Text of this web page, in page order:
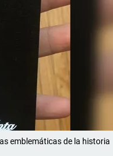
emblemáticas de la historia